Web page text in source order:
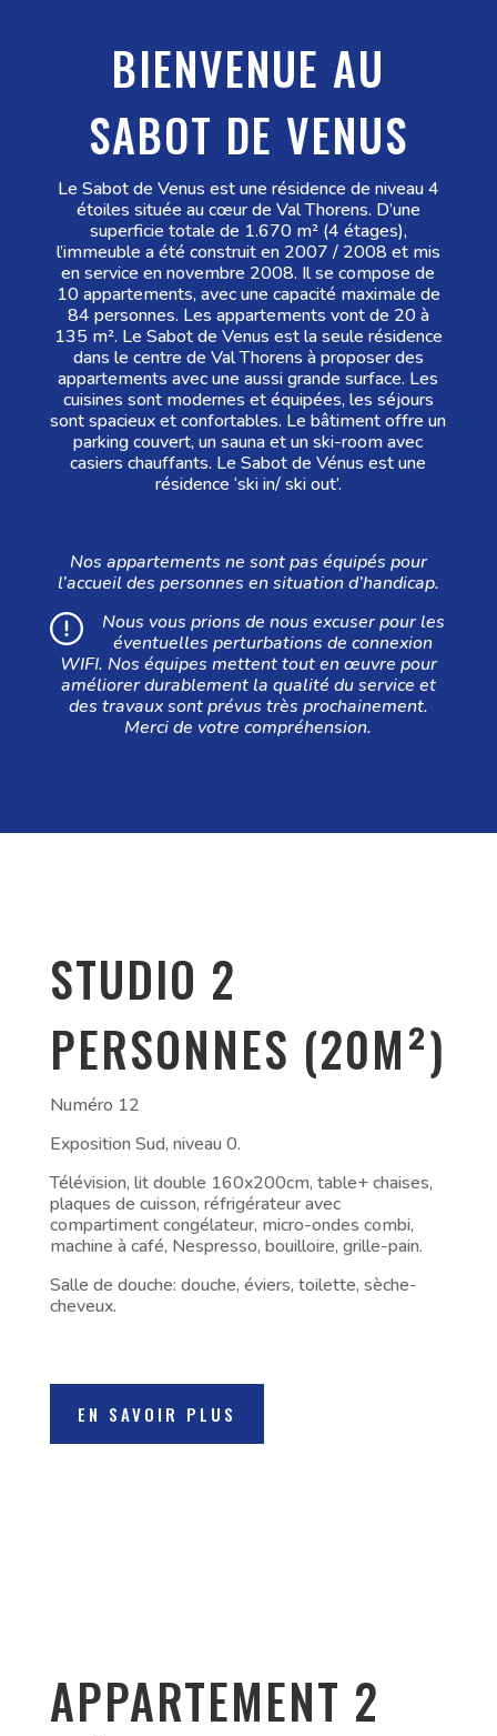
BIENVENUE AU
SABOT DE VENUS
Le Sabot de Venus est une résidence de niveau 4
étoiles située au cœur de Val Thorens. D’une
superficie totale de 1.670 m² (4 étages),
l’immeuble a été construit en 2007 / 2008 et mis
en service en novembre 2008. Il se compose de
10 appartements, avec une capacité maximale de
84 personnes. Les appartements vont de 20 à
135 m². Le Sabot de Venus est la seule résidence
dans le centre de Val Thorens à proposer des
appartements avec une aussi grande surface. Les
cuisines sont modernes et équipées, les séjours
sont spacieux et confortables. Le bâtiment offre un
parking couvert, un sauna et un ski-room avec
casiers chauffants. Le Sabot de Vénus est une
résidence ‘ski in/ ski out’.
Nos appartements ne sont pas équipés pour
l’accueil des personnes en situation d’handicap.
Nous vous prions de nous excuser pour les
éventuelles perturbations de connexion
WIFI. Nos équipes mettent tout en œuvre pour
améliorer durablement la qualité du service et
des travaux sont prévus très prochainement.
Merci de votre compréhension.
STUDIO 2
PERSONNES (20M²)
Numéro 12
Exposition Sud, niveau 0.
Télévision, lit double 160x200cm, table+ chaises,
plaques de cuisson, réfrigérateur avec
compartiment congélateur, micro-ondes combi,
machine à café, Nespresso, bouilloire, grille-pain.
Salle de douche: douche, éviers, toilette, sèche-
cheveux.
EN SAVOIR PLUS
APPARTEMENT 2